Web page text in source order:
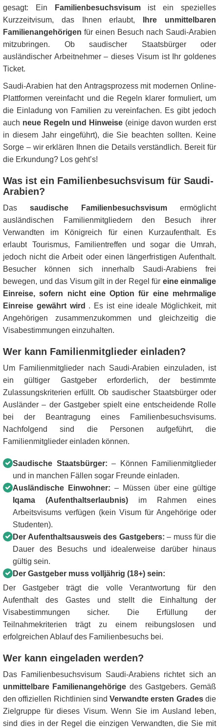
gesagt: Ein
Familienbesuchsvisumist ein spezielles
Kurzzeitvisum, das Ihnen erlaubt,
Ihre unmittelbaren
Familienangehörigen für einen Besuch nach Saudi-Arabien
mitzubringen. Ob saudischer Staatsbürger oder
ausländischer Arbeitnehmer – dieses Visum ist Ihr goldenes
Ticket.
Saudi-Arabien hat den Antragsprozess mit modernen Online-
Plattformen vereinfacht und die Regeln klarer formuliert, um
die Einladung von Familien zu vereinfachen. Es gibt jedoch
auch neue Regeln und Hinweise (einige davon wurden erst
in diesem Jahr eingeführt), die Sie beachten sollten. Keine
Sorge – wir erklären Ihnen die Details verständlich. Bereit für
die Erkundung? Los geht’s!
Was ist ein Familienbesuchsvisum für Saudi-
Arabien?
Das saudische Familienbesuchsvisum ermöglicht
ausländischen Familienmitgliedern den Besuch ihrer
Verwandten im Königreich für einen Kurzaufenthalt. Es
erlaubt Tourismus, Familientreffen und sogar die Umrah,
jedoch nicht die Arbeit oder einen längerfristigen Aufenthalt.
Besucher können sich innerhalb Saudi-Arabiens frei
bewegen, und das Visum gilt in der Regel für eine einmalige
Einreise, sofern nicht eine Option für eine mehrmalige
Einreise gewährt wird . Es ist eine ideale Möglichkeit, mit
Angehörigen zusammenzukommen und gleichzeitig die
Visabestimmungen einzuhalten.
Wer kann Familienmitglieder einladen?
Um Familienmitglieder nach Saudi-Arabien einzuladen, ist
ein gültiger Gastgeber erforderlich, der bestimmte
Zulassungskriterien erfüllt. Ob saudischer Staatsbürger oder
Ausländer – der Gastgeber spielt eine entscheidende Rolle
bei der Beantragung eines Familienbesuchsvisums.
Nachfolgend sind die Personen aufgeführt, die
Familienmitglieder einladen können.
Saudische Staatsbürger: – Können Familienmitglieder
und in manchen Fällen sogar Freunde einladen.
Ausländische Einwohner: – Müssen über eine gültige
Iqama (Aufenthaltserlaubnis) im Rahmen eines
Arbeitsvisums verfügen (kein Visum für Angehörige oder
Studenten).
Der Aufenthaltsausweis des Gastgebers: – muss für die
Dauer des Besuchs und idealerweise darüber hinaus
gültig sein.
Der Gastgeber muss volljährig (18+) sein:
Der Gastgeber trägt die volle Verantwortung für den
Aufenthalt des Gastes und stellt die Einhaltung der
Visabestimmungen sicher. Die Erfüllung der
Teilnahmekriterien trägt zu einem reibungslosen und
erfolgreichen Ablauf des Familienbesuchs bei.
Wer kann eingeladen werden?
Das Familienbesuchsvisum Saudi-Arabiens richtet sich an
unmittelbare Familienangehörige des Gastgebers. Gemäß
den offiziellen Richtlinien sindVerwandte ersten Gradesdie
Zielgruppe für dieses Visum. Wenn Sie im Ausland leben,
sind dies in der Regel die einzigen Verwandten, die Sie mit